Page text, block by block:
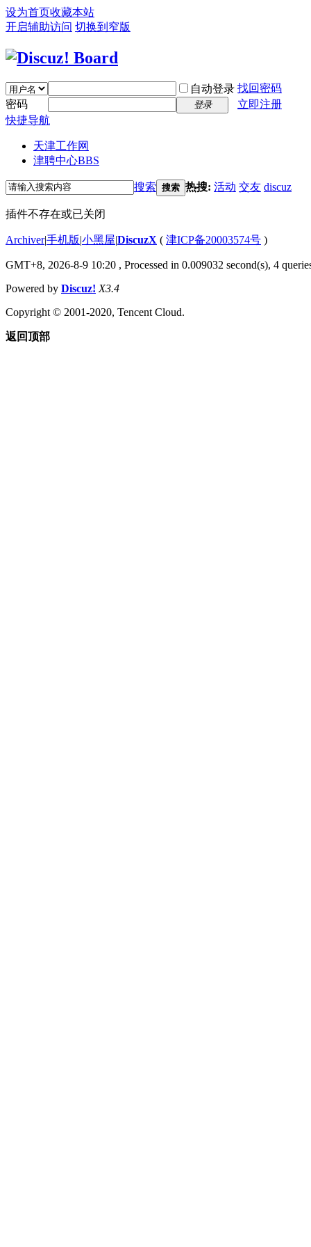
设为首页收藏本站
开启辅助访问 切换到窄版
自动登录 找回密码
密码
登录
立即注册
快捷导航
天津工作网
津聘中心BBS
搜索 搜索 热搜: 活动 交友 discuz
插件不存在或已关闭
Archiver|手机版|小黑屋|DiscuzX ( 津ICP备20003574号 )
GMT+8, 2026-8-9 10:20 , Processed in 0.009032 second(s), 4
Powered by Discuz! X3.4
Copyright © 2001-2020, Tencent Cloud.
返回顶部